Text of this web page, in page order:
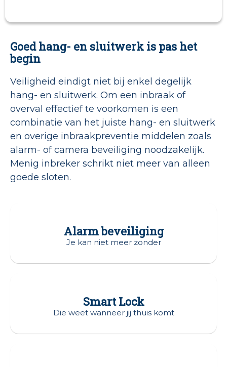
Goed hang- en sluitwerk is pas het
begin
Veiligheid eindigt niet bij enkel degelijk
hang- en sluitwerk. Om een inbraak of
overval effectief te voorkomen is een
combinatie van het juiste hang- en sluitwerk
en overige inbraakpreventie middelen zoals
alarm- of camera beveiliging noodzakelijk.
Menig inbreker schrikt niet meer van alleen
goede sloten.
Alarm beveiliging
Je kan niet meer zonder
Smart Lock
Die weet wanneer jij thuis komt